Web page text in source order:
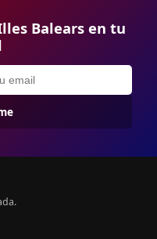
Balears en tu